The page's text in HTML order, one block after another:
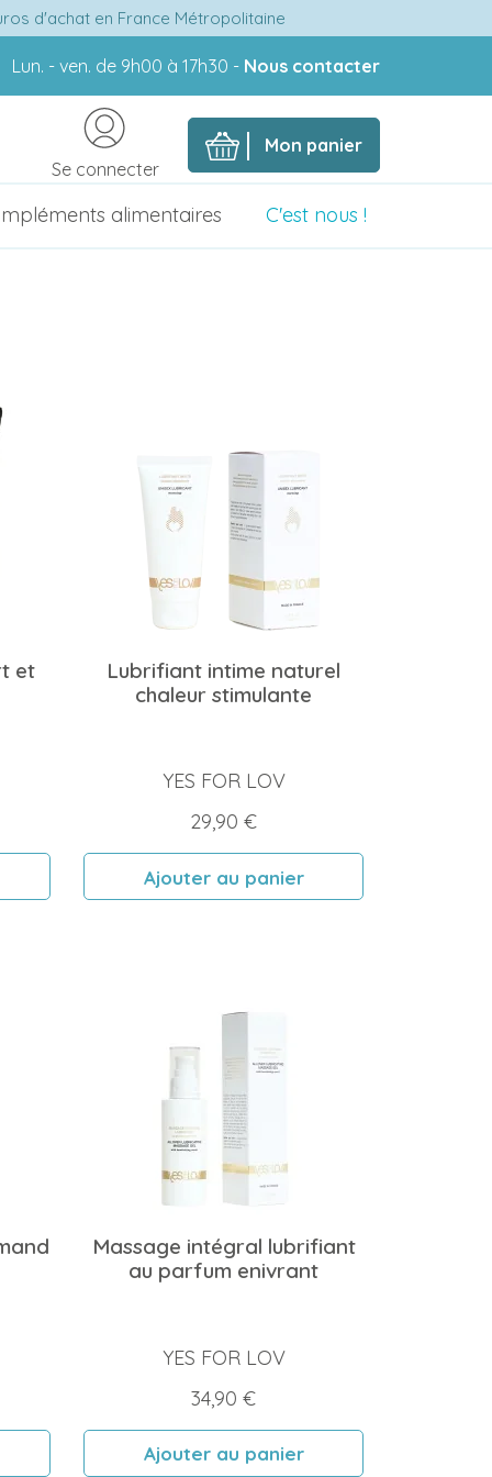
d'achat en France Métropolitaine
Lun. - ven. de 9h00 à 17h30 - Nous contacter
Mon panier
Se connecter
alimentaires C'est nous !
et
Lubrifiant intime naturel
chaleur stimulante
YES FOR LOV
Prix
29,90 €
Ajouter au panier
Massage intégral lubrifiant
au parfum enivrant
YES FOR LOV
Prix
34,90 €
Ajouter au panier